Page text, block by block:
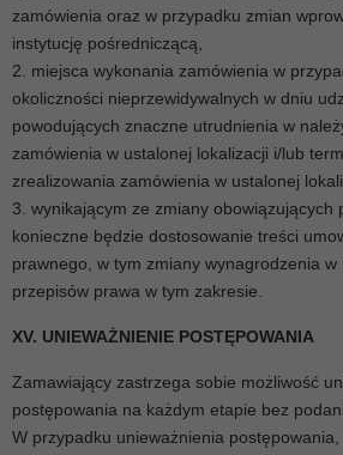
zamówienia oraz w przypadku zmian
instytucję pośredniczącą,
2. miejsca wykonania zamówienia w
okoliczności nieprzewidywalnych w dniu
powodujących znaczne utrudnienia w
zamówienia w ustalonej lokalizacji i/lub
zrealizowania zamówienia w ustalonej
3. wynikającym ze zmiany obowiązujących
konieczne będzie dostosowanie treści
prawnego, w tym zmiany wynagrodzenia
przepisów prawa w tym zakresie.
XV. UNIEWAŻNIENIE POSTĘPOWANIA
Zamawiający zastrzega sobie możliwość
postępowania na każdym etapie bez
W przypadku unieważnienia